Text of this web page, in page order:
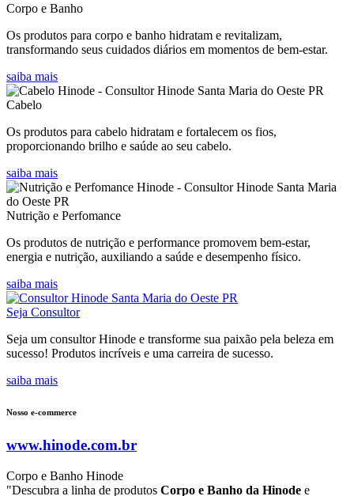
Corpo e Banho
Os produtos para corpo e banho hidratam e revitalizam,
transformando seus cuidados diários em momentos de bem-estar.
saiba mais
Cabelo
Os produtos para cabelo hidratam e fortalecem os fios,
proporcionando brilho e saúde ao seu cabelo.
saiba mais
Nutrição e Perfomance
Os produtos de nutrição e performance promovem bem-estar,
energia e nutrição, auxiliando a saúde e desempenho físico.
saiba mais
Seja Consultor
Seja um consultor Hinode e transforme sua paixão pela beleza em
sucesso! Produtos incríveis e uma carreira de sucesso.
saiba mais
Nosso e-commerce
www.hinode.com.br
Corpo e Banho Hinode
"Descubra a linha de produtos Corpo e Banho da Hinode e